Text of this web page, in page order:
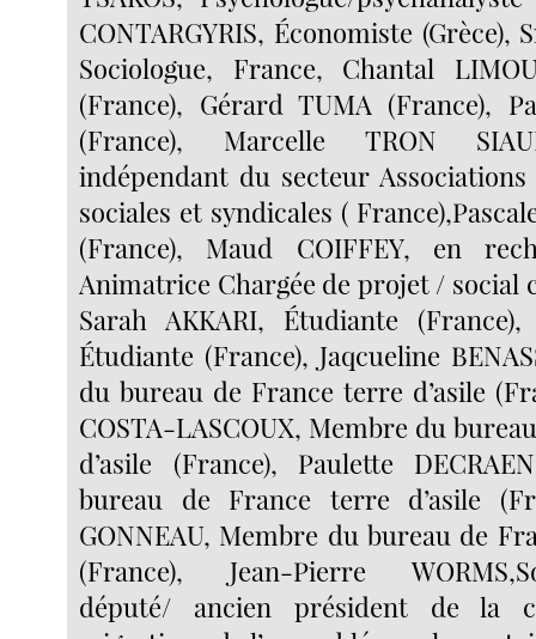
CONTARGYRIS, Économiste (Grèce),
Sociologue, France, Chantal
(France), Gérard TUMA (France),
(France), Marcelle TRON
indépendant du secteur
sociales et syndicales (
(France), Maud COIFFEY, en
Animatrice Chargée de projet / social
Sarah AKKARI, Étudiante
Étudiante (France), Jaqcueline
du bureau de France terre d’asile
COSTA-LASCOUX, Membre du
d’asile (France), Paulette
bureau de France terre d’asile
GONNEAU, Membre du bureau de
(France), Jean-Pierre
député/ ancien président de la